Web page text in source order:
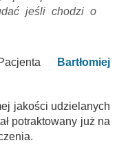
jeśli chodzi o
Bartłomiej
jakości udzielanych
potraktowany już na